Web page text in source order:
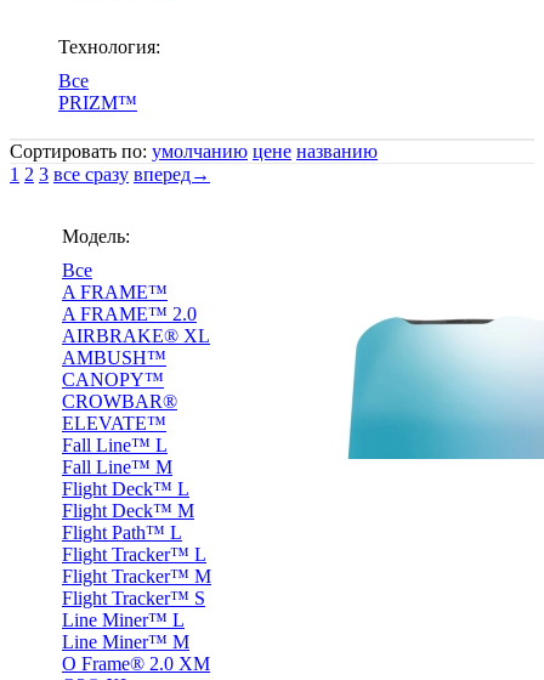
Технология:
Все
PRIZM™
Сортировать по: умолчанию цене названию
1 2 3 все сразу вперед→
Модель:
Все
A FRAME™
A FRAME™ 2.0
AIRBRAKE® XL
AMBUSH™
CANOPY™
CROWBAR®
ELEVATE™
Fall Line™ L
Fall Line™ M
Flight Deck™ L
Flight Deck™ M
Flight Path™ L
Flight Tracker™ L
Flight Tracker™ M
Flight Tracker™ S
Line Miner™ L
Line Miner™ M
O Frame® 2.0 XM